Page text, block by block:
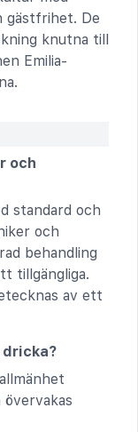
gästfrihet. De
knutna till
Emilia-
och
standard och
och
behandling
tillgängliga.
av ett